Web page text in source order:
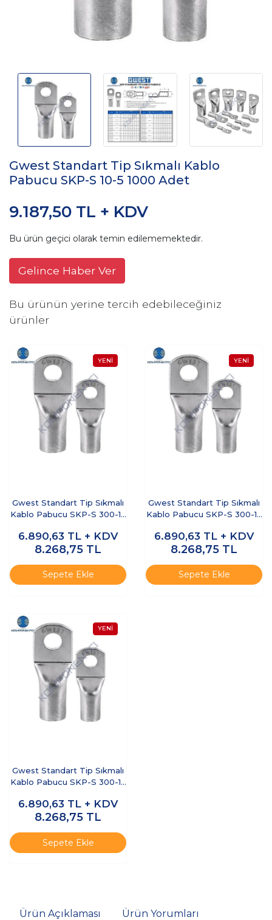
Gwest Standart Tip Sıkmalı Kablo
Pabucu SKP-S 10-5 1000 Adet
9.187,50 TL + KDV
Bu ürün geçici olarak temin edilememektedir.
Gelince Haber Ver
Bu ürünün yerine tercih edebileceğiniz
ürünler
Gwest Standart Tip Sıkmalı
Kablo Pabucu SKP-S 300-16
6.890,63 TL + KDV
8.268,75 TL
Sepete Ekle
Gwest Standart Tip Sıkmalı
Kablo Pabucu SKP-S 300-14
6.890,63 TL + KDV
8.268,75 TL
Sepete Ekle
Gwest Standart Tip Sıkmalı
Kablo Pabucu SKP-S 300-12
6.890,63 TL + KDV
8.268,75 TL
Sepete Ekle
Ürün Açıklaması Ürün Yorumları